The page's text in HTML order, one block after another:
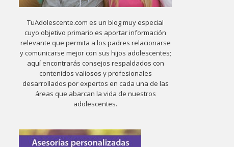
TuAdolescente.com es un blog muy especial
cuyo objetivo primario es aportar información
relevante que permita a los padres relacionarse
y comunicarse mejor con sus hijos adolescentes;
aquí encontrarás consejos respaldados con
contenidos valiosos y profesionales
desarrollados por expertos en cada una de las
áreas que abarcan la vida de nuestros
adolescentes.